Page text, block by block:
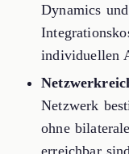
Dynamics
individuellen
Netzwerk
ohne